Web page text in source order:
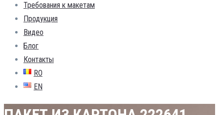
Требования к макетам
Продукция
Видео
Блог
Контакты
RO
EN